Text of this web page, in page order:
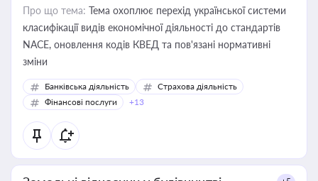
Про що тема: Тема охоплює перехід української системи
класифікації видів економічної діяльності до стандартів
NACE, оновлення кодів КВЕД та пов'язані нормативні
зміни
Банківська діяльність
Страхова діяльність
Фінансові послуги
+13